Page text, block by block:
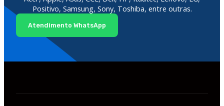
Positivo, Samsung, Sony, Toshiba, entre outras.
Atendimento WhatsApp